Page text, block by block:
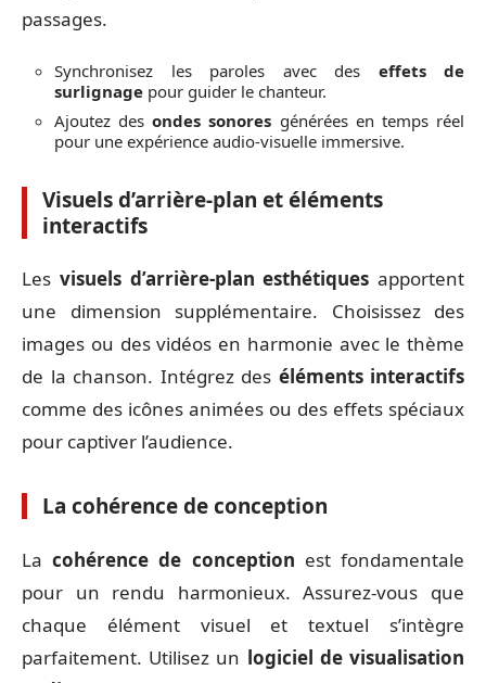
passages.
Synchronisez les paroles avec des effets de
surlignage pour guider le chanteur.
Ajoutez desondes sonores générées en temps réel
pour une expérience audio-visuelle immersive.
Visuels d’arrière-plan et éléments
interactifs
Les visuels d’arrière-plan esthétiques apportent
une dimension supplémentaire. Choisissez des
images ou des vidéos en harmonie avec le thème
de la chanson. Intégrez des éléments interactifs
comme des icônes animées ou des effets spéciaux
pour captiver l’audience.
La cohérence de conception
Lacohérence de conception est fondamentale
pour un rendu harmonieux. Assurez-vous que
chaque élément visuel et textuel s’intègre
parfaitement. Utilisez un logiciel de visualisation